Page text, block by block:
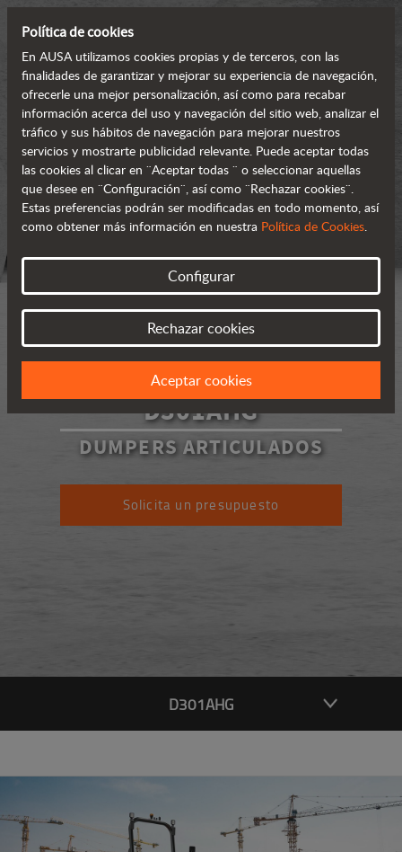
D301AHG
DUMPERS ARTICULADOS
Solicita un presupuesto
D301AHG
Política de cookies
En AUSA utilizamos cookies propias y de terceros, con las
finalidades de garantizar y mejorar su experiencia de navegación,
ofrecerle una mejor personalización, así como para recabar
información acerca del uso y navegación del sitio web, analizar el
tráfico y sus hábitos de navegación para mejorar nuestros
servicios y mostrarte publicidad relevante. Puede aceptar todas
las cookies al clicar en ¨Aceptar todas ¨ o seleccionar aquellas
que desee en ¨Configuración¨, así como ¨Rechazar cookies¨.
Estas preferencias podrán ser modificadas en todo momento, así
como obtener más información en nuestra Política de Cookies.
Configurar
Rechazar cookies
Aceptar cookies